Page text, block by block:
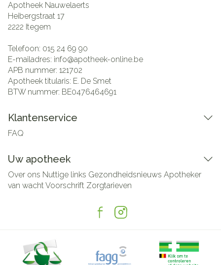
Apotheek Nauwelaerts
Heibergstraat 17
2222 Itegem
Telefoon: 015 24 69 90
E-mailadres: info@apotheek-online.be
APB nummer: 121702
Apotheek titularis: E. De Smet
BTW nummer: BE0476464691
Klantenservice
FAQ
Uw apotheek
Over ons Nuttige links Gezondheidsnieuws Apotheker
van wachtVoorschrift Zorgtarieven